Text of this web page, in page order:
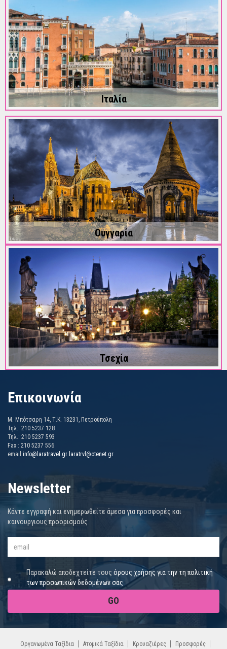
Ιταλία
Ουγγαρία
Τσεχία
Επικοινωνία
Μ. Μπότσαρη 14, Τ.Κ. 13231, Πετρούπολη
Τηλ.: 210 5237 128
Τηλ.: 210 5237 593
Fax : 210 5237 556
email:info@laratravel.gr laratrvl@otenet.gr
Newsletter
Κάντε εγγραφή και ενημερωθείτε άμεσα για προσφορές και
καινουργιους προορισμούς
Παρακαλώ αποδεχτείτε τουςόρους χρήσης για την τη πολιτική
των προσωπικών δεδομένων σας
GO
Οργανωμένα Ταξίδια Ατομικά Ταξίδια Κρουαζιέρες Προσφορές